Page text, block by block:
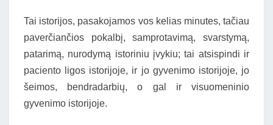
Tai istorijos, pasakojamos vos kelias minutes, tačiau
paverčiančios pokalbį, samprotavimą, svarstymą,
patarimą, nurodymą istoriniu įvykiu; tai atsispindi ir
paciento ligos istorijoje, ir jo gyvenimo istorijoje, jo
šeimos, bendradarbių, o gal ir visuomeninio
gyvenimo istorijoje.